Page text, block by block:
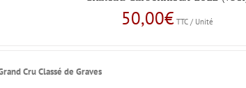
50,00€ TTC / Unité
Cru Classé de Graves